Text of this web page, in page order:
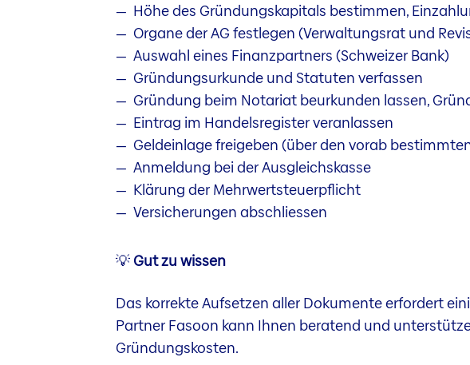
Höhe des Gründungskapitals bestimmen,
Organe der AG festlegen (Verwaltungsrat und
Auswahl eines Finanzpartners (Schweizer Bank)
Gründungsurkunde und Statuten verfassen
Gründung beim Notariat beurkunden lassen,
Eintrag im Handelsregister veranlassen
Geldeinlage freigeben (über den vorab
Anmeldung bei der Ausgleichskasse
Klärung der Mehrwertsteuerpflicht
Versicherungen abschliessen
💡Gut zu wissen
Das korrekte Aufsetzen aller Dokumente erfordert
Partner Fasoon kann Ihnen beratend und
Gründungskosten.